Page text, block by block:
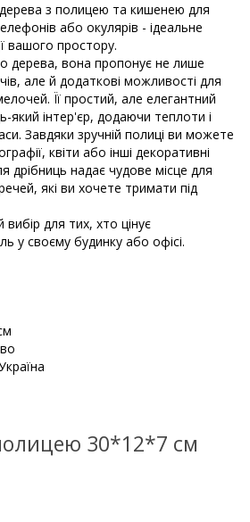
з полицею та кишенею для
або окулярів - ідеальне
вашого простору.
дерева, вона пропонує не лише
але й додаткові можливості для
Її простий, але елегантний
який інтер'єр, додаючи теплоти і
Завдяки зручній полиці ви можете
квіти або інші декоративні
дрібниць надає чудове місце для
які ви хочете тримати під
для тих, хто цінує
у своєму будинку або офісі.
30*12*7 см